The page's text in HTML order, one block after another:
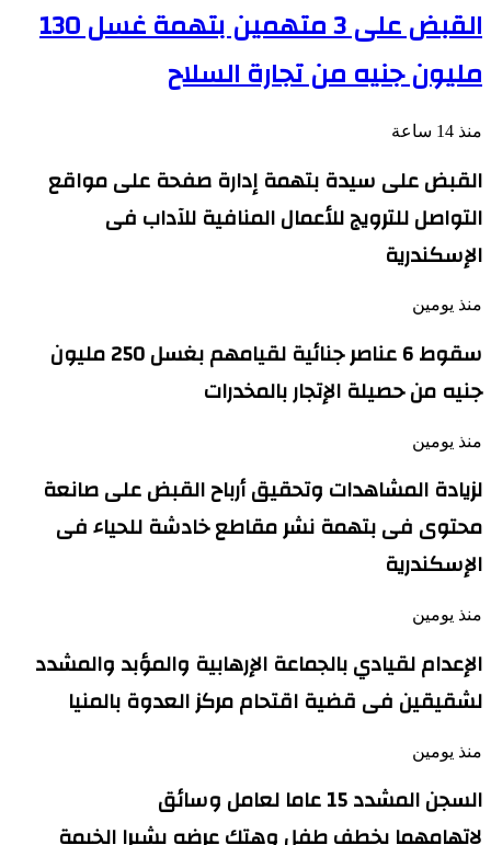
القبض على 3 متهمين بتهمة غسل 130
مليون جنيه من تجارة السلاح
منذ 14 ساعة
القبض على سيدة بتهمة إدارة صفحة على مواقع
التواصل للترويج للأعمال المنافية للآداب فى
الإسكندرية
منذ يومين
سقوط 6 عناصر جنائية لقيامهم بغسل 250 مليون
جنيه من حصيلة الإتجار بالمخدرات
منذ يومين
لزيادة المشاهدات وتحقيق أرباح القبض على صانعة
محتوى فى بتهمة نشر مقاطع خادشة للحياء فى
الإسكندرية
منذ يومين
الإعدام لقيادي بالجماعة الإرهابية والمؤبد والمشدد
لشقيقين فى قضية اقتحام مركز العدوة بالمنيا
منذ يومين
السجن المشدد 15 عاما لعامل وسائق